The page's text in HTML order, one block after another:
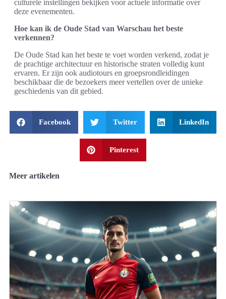
culturele instellingen bekijken voor actuele informatie over
deze evenementen.
Hoe kan ik de Oude Stad van Warschau het beste
verkennen?
De Oude Stad kan het beste te voet worden verkend, zodat je
de prachtige architectuur en historische straten volledig kunt
ervaren. Er zijn ook audiotours en groepsrondleidingen
beschikbaar die de bezoekers meer vertellen over de unieke
geschiedenis van dit gebied.
Facebook Twitter LinkedIn
Pinterest
Meer artikelen